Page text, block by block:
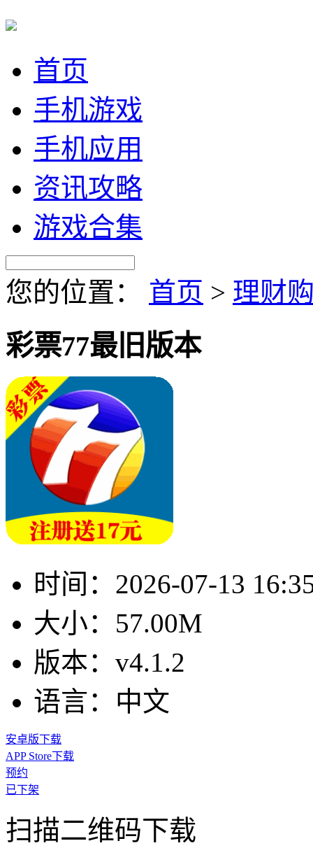
首页
手机游戏
手机应用
资讯攻略
游戏合集
您的位置： 首页 > 理财
彩票77最旧版本
时间： 2026-07-13
大小： 57.00M
版本： v4.1.2
语言： 中文
安卓版下载
APP Store下载
预约
已下架
扫描二维码下载